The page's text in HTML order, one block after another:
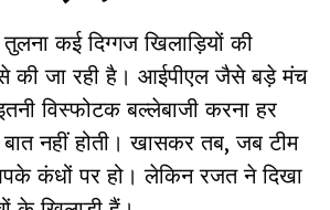
कई दिग्गज खिलाड़ियों की
से की जा रही है। आईपीएल जैसे बड़े मंच
विस्फोटक बल्लेबाजी करना हर
नहीं होती। खासकर तब, जब टीम
कंधों पर हो। लेकिन रजत ने दिखा